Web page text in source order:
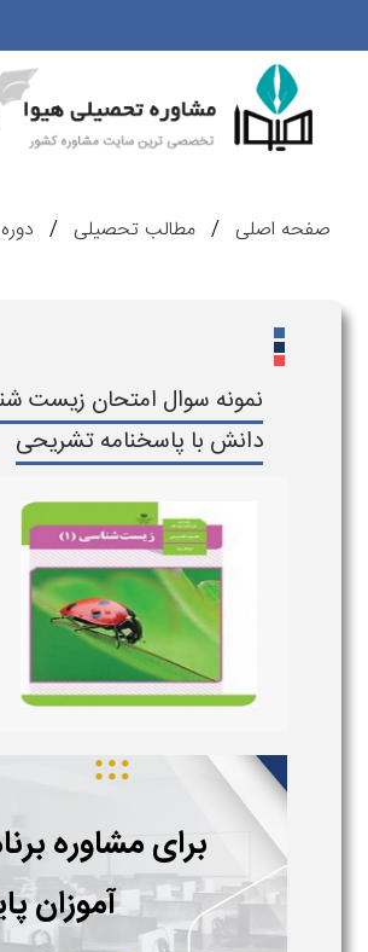
صفحه اصلی مطالب تحصیلی
دانش با پاسخنامه تشریحی
برای مشاوره
آموزان